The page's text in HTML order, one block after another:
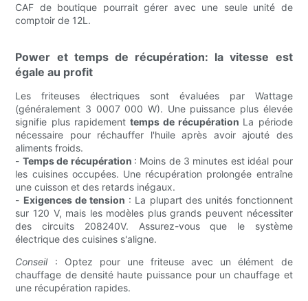
CAF de boutique pourrait gérer avec une seule unité de
comptoir de 12L.
Power et temps de récupération: la vitesse est
égale au profit
Les friteuses électriques sont évaluées par Wattage
(généralement 3 0007 000 W). Une puissance plus élevée
signifie plus rapidement temps de récupération La période
nécessaire pour réchauffer l'huile après avoir ajouté des
aliments froids.
- Temps de récupération : Moins de 3 minutes est idéal pour
les cuisines occupées. Une récupération prolongée entraîne
une cuisson et des retards inégaux.
- Exigences de tension : La plupart des unités fonctionnent
sur 120 V, mais les modèles plus grands peuvent nécessiter
des circuits 208240V. Assurez-vous que le système
électrique des cuisines s'aligne.
Conseil : Optez pour une friteuse avec un élément de
chauffage de densité haute puissance pour un chauffage et
une récupération rapides.